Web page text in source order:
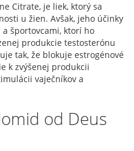
Citrate, je liek, ktorý sa
u žien. Avšak, jeho účinky
športovcami, ktorí ho
produkcie testosterónu
tak, že blokuje estrogénové
k zvýšenej produkcii
vaječníkov a
od Deus